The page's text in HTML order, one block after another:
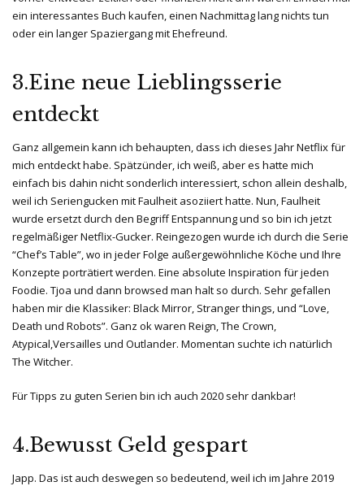
ein interessantes Buch kaufen, einen Nachmittag lang nichts tun
oder ein langer Spaziergang mit Ehefreund.
3.Eine neue Lieblingsserie
entdeckt
Ganz allgemein kann ich behaupten, dass ich dieses Jahr Netflix für
mich entdeckt habe. Spätzünder, ich weiß, aber es hatte mich
einfach bis dahin nicht sonderlich interessiert, schon allein deshalb,
weil ich Seriengucken mit Faulheit asoziiert hatte. Nun, Faulheit
wurde ersetzt durch den Begriff Entspannung und so bin ich jetzt
regelmäßiger Netflix-Gucker. Reingezogen wurde ich durch die Serie
“Chef’s Table”, wo in jeder Folge außergewöhnliche Köche und Ihre
Konzepte porträtiert werden. Eine absolute Inspiration für jeden
Foodie. Tjoa und dann browsed man halt so durch. Sehr gefallen
haben mir die Klassiker: Black Mirror, Stranger things, und “Love,
Death und Robots”. Ganz ok waren Reign, The Crown,
Atypical,Versailles und Outlander. Momentan suchte ich natürlich
The Witcher.
Für Tipps zu guten Serien bin ich auch 2020 sehr dankbar!
4.Bewusst Geld gespart
Japp. Das ist auch deswegen so bedeutend, weil ich im Jahre 2019